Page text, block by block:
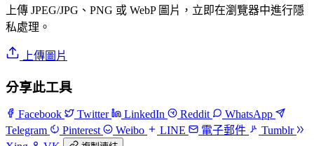
上傳 JPEG/JPG、PNG 或 WebP 圖片，立即在瀏覽器中進行隱
私處理。
上傳圖片
分享此工具
Facebook Twitter LinkedIn Reddit
WhatsApp
Telegram
Pinterest Weibo LINE 電子郵件
Tumblr